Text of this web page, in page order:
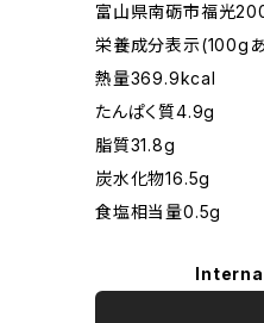
富山県南砺市福光
栄養成分表示(100g
熱量369.9kcal
たんぱく質4.9g
脂質31.8g
炭水化物16.5g
食塩相当量0.5g